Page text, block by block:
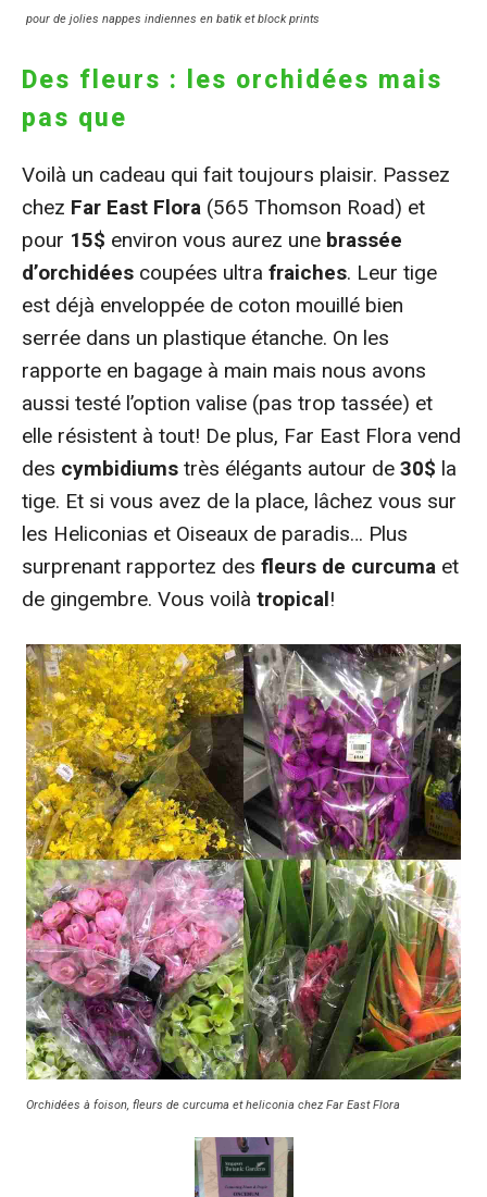
pour de jolies nappes indiennes en batik et block prints
Des fleurs : les orchidées mais
pas que
Voilà un cadeau qui fait toujours plaisir. Passez
chez Far East Flora (565 Thomson Road) et
pour 15$ environ vous aurez une brassée
d’orchidées coupées ultra fraiches. Leur tige
est déjà enveloppée de coton mouillé bien
serrée dans un plastique étanche. On les
rapporte en bagage à main mais nous avons
aussi testé l’option valise (pas trop tassée) et
elle résistent à tout! De plus, Far East Flora vend
des cymbidiums très élégants autour de 30$ la
tige. Et si vous avez de la place, lâchez vous sur
les Heliconias et Oiseaux de paradis… Plus
surprenant rapportez des fleurs de curcuma et
de gingembre. Vous voilà tropical!
Orchidées à foison, fleurs de curcuma et heliconia chez Far East Flora